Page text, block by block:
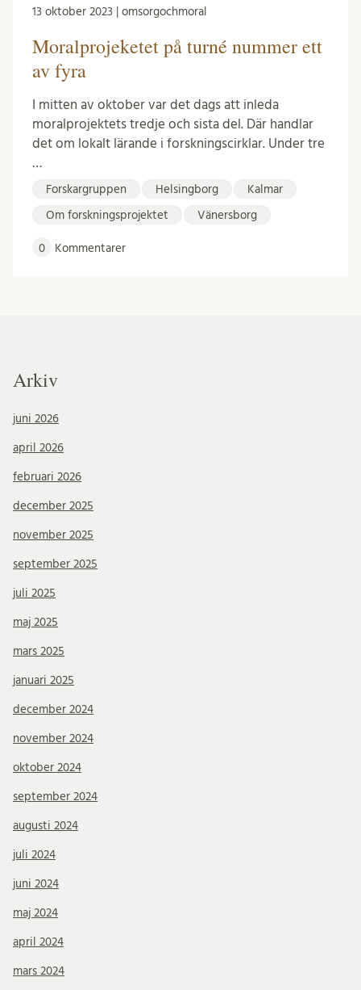
13 oktober 2023 | omsorgochmoral
Moralprojeketet på turné nummer ett
av fyra
I mitten av oktober var det dags att inleda
moralprojektets tredje och sista del. Där handlar
det om lokalt lärande i forskningscirklar. Under tre
…
Forskargruppen Helsingborg Kalmar
Om forskningsprojektet Vänersborg
0 Kommentarer
Arkiv
juni 2026
april 2026
februari 2026
december 2025
november 2025
september 2025
juli 2025
maj 2025
mars 2025
januari 2025
december 2024
november 2024
oktober 2024
september 2024
augusti 2024
juli 2024
juni 2024
maj 2024
april 2024
mars 2024